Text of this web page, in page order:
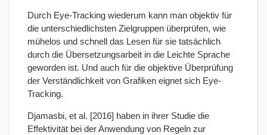
Durch Eye-Tracking wiederum kann man objektiv für
die unterschiedlichsten Zielgruppen überprüfen, wie
mühelos und schnell das Lesen für sie tatsächlich
durch die Übersetzungsarbeit in die Leichte Sprache
geworden ist. Und auch für die objektive Überprüfung
der Verständlichkeit von Grafiken eignet sich Eye-
Tracking.
Djamasbi, et al. [2016] haben in ihrer Studie die
Effektivität bei der Anwendung von Regeln zur